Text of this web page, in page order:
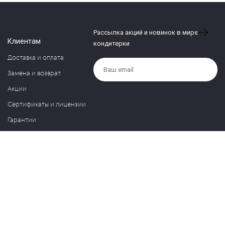
Клиентам
Доставка и оплата
Замена и возврат
Акции
Сертификаты и лицензии
Гарантии
Рассылка акций и новинок в мире
кондитерки